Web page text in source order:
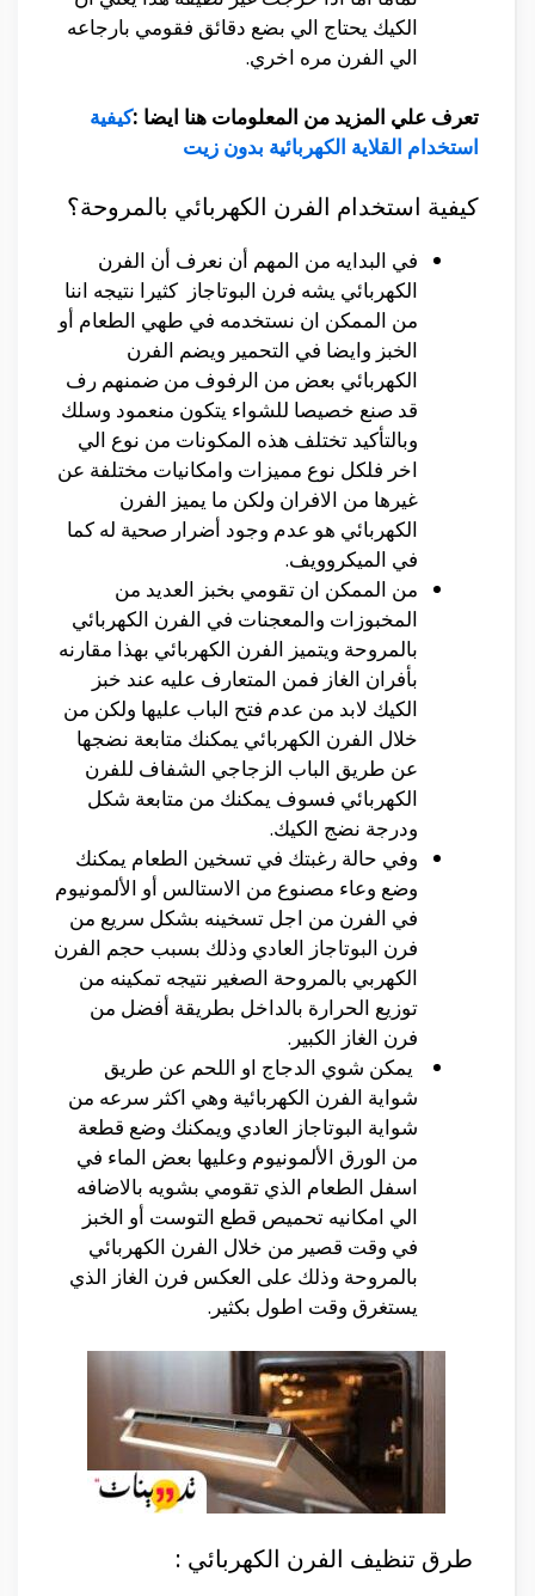
الكيك يحتاج الي بضع دقائق فقومي بارجاعه
الي الفرن مره اخري.
تعرف علي المزيد من المعلومات هنا ايضا :كيفية
استخدام القلاية الكهربائية بدون زيت
كيفية استخدام الفرن الكهربائي بالمروحة؟
في البدايه من المهم أن نعرف أن الفرن
الكهربائي يشه فرن البوتاجاز كثيرا نتيجه اننا
من الممكن ان نستخدمه في طهي الطعام أو
الخبز وايضا في التحمير ويضم الفرن
الكهربائي بعض من الرفوف من ضمنهم رف
قد صنع خصيصا للشواء يتكون منعمود وسلك
وبالتأكيد تختلف هذه المكونات من نوع الي
اخر فلكل نوع مميزات وامكانيات مختلفة عن
غيرها من الافران ولكن ما يميز الفرن
الكهربائي هو عدم وجود أضرار صحية له كما
في الميكروويف.
من الممكن ان تقومي بخبز العديد من
المخبوزات والمعجنات في الفرن الكهربائي
بالمروحة ويتميز الفرن الكهربائي بهذا مقارنه
بأفران الغاز فمن المتعارف عليه عند خبز
الكيك لابد من عدم فتح الباب عليها ولكن من
خلال الفرن الكهربائي يمكنك متابعة نضجها
عن طريق الباب الزجاجي الشفاف للفرن
الكهربائي فسوف يمكنك من متابعة شكل
ودرجة نضج الكيك.
وفي حالة رغبتك في تسخين الطعام يمكنك
وضع وعاء مصنوع من الاستالس أو الألمونيوم
في الفرن من اجل تسخينه بشكل سريع من
فرن البوتاجاز العادي وذلك بسبب حجم الفرن
الكهربي بالمروحة الصغير نتيجه تمكينه من
توزيع الحرارة بالداخل بطريقة أفضل من
فرن الغاز الكبير.
يمكن شوي الدجاج او اللحم عن طريق
شواية الفرن الكهربائية وهي اكثر سرعه من
شواية البوتاجاز العادي ويمكنك وضع قطعة
من الورق الألمونيوم وعليها بعض الماء في
اسفل الطعام الذي تقومي بشويه بالاضافه
الي امكانيه تحميص قطع التوست أو الخبز
في وقت قصير من خلال الفرن الكهربائي
بالمروحة وذلك على العكس فرن الغاز الذي
يستغرق وقت اطول بكثير.
طرق تنظيف الفرن الكهربائي :